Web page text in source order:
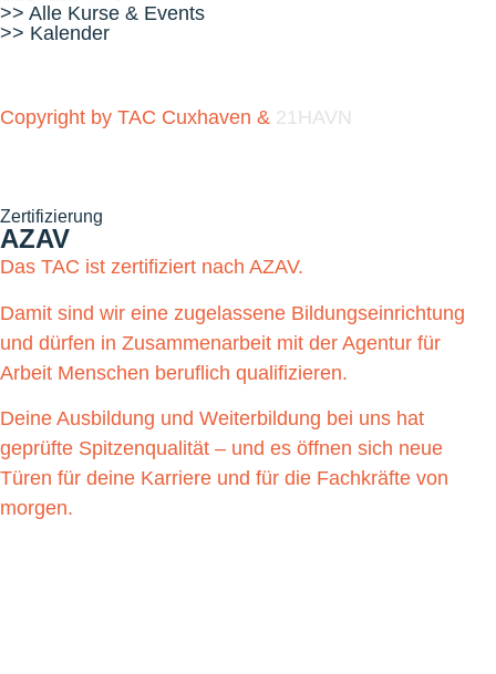
>> Alle Kurse & Events
>> Kalender
Copyright by TAC Cuxhaven & 21HAVN
Zertifizierung
AZAV
Das TAC ist zertifiziert nach AZAV.
Damit sind wir eine zugelassene Bildungseinrichtung
und dürfen in Zusammenarbeit mit der Agentur für
Arbeit Menschen beruflich qualifizieren.
Deine Ausbildung und Weiterbildung bei uns hat
geprüfte Spitzenqualität – und es öffnen sich neue
Türen für deine Karriere und für die Fachkräfte von
morgen.